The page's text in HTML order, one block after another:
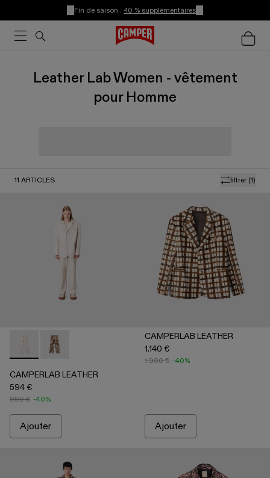
Fin de saison : -10 % supplémentaires
Leather Lab Women - vêtement
pour Homme
filtrer (1)
11 ARTICLES
CAMPERLAB LEATHER - AU00041-001 - Pantalon blanc
CAMPERLAB LEATHER - AU00041-002 - Pantalon
CAMPERLAB LEATHER
594 €
990 € -40%
Ajouter
CAMPERLAB LEATHER
1.140 €
1.900 € -40%
Ajouter